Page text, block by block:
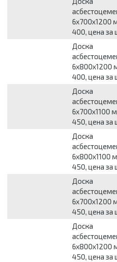
6x700x1200
400, цена за
Доска
6x800x1200
400, цена за
Доска
6x700x1100
450, цена за
Доска
6x800x1100
450, цена за
Доска
6x700x1200
450, цена за
Доска
6x800x1200
450, цена за